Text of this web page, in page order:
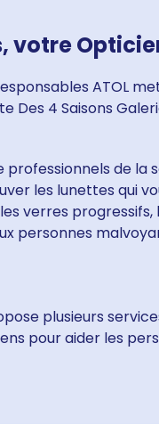
votre
ATOL
Des 4 Saisons
professionnels de la
les lunettes qui
verres
personnes
plusieurs
pour aider les